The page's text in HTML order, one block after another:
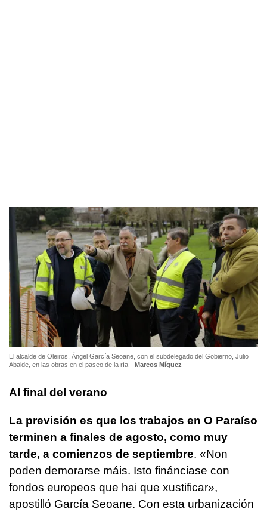
El alcalde de Oleiros, Ángel García Seoane, con el subdelegado del Gobierno, Julio
Abalde, en las obras en el paseo de la ría
Marcos Míguez
Al final del verano
La previsión es que los trabajos en O Paraíso
terminen a finales de agosto, como muy
tarde, a comienzos de septiembre. «Non
poden demorarse máis. Isto finánciase con
fondos europeos que hai que xustificar»,
apostilló García Seoane. Con esta urbanización